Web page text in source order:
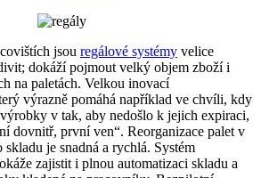
jsou regálové systémy velice
dokáží pojmout velký objem zboží i
na paletách. Velkou inovací
výrazně pomáhá například ve chvíli, kdy
v tak, aby nedošlo k jejich expiraci,
dovnitř, první ven“. Reorganizace palet v
je snadná a rychlá. Systém
zajistit i plnou automatizaci skladu a